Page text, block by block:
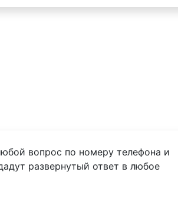
вопрос по номеру телефона и
развернутый ответ в любое